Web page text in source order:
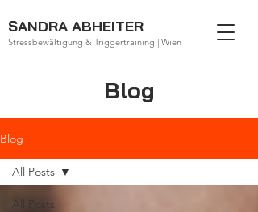
SANDRA ABHEITER
Stressbewältigung & Triggertraining | Wien
Blog
Blog
All Posts
All Posts